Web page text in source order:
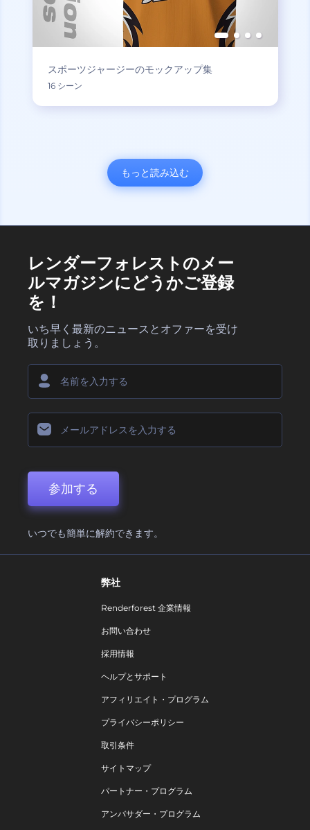
スポーツジャージーのモックアップ集
16 シーン
もっと読み込む
レンダーフォレストのメー
ルマガジンにどうかご登録
を！
いち早く最新のニュースとオファーを受け
取りましょう。
参加する
いつでも簡単に解約できます。
弊社
Renderforest 企業情報
お問い合わせ
採用情報
ヘルプとサポート
アフィリエイト・プログラム
プライバシーポリシー
取引条件
サイトマップ
パートナー・プログラム
アンバサダー・プログラム